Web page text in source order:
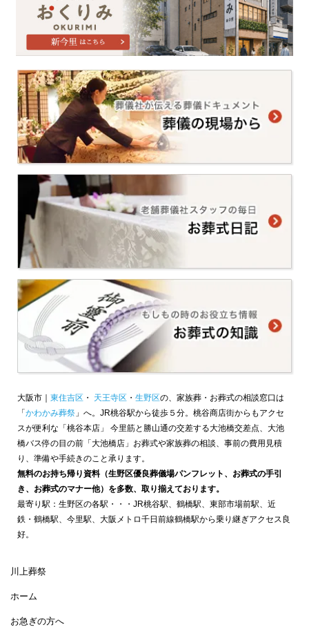
大阪市｜ 東住吉区 ・ 天王寺区 ・ 生野区の、家族葬・お葬式の相談窓口は
「かわかみ葬祭 」へ。JR桃谷駅から徒歩５分。桃谷商店街からもアクセ
スが便利な「桃谷本店」 今里筋と勝山通の交差する大池橋交差点、大池
橋バス停の目の前「大池橋店」お葬式や家族葬の相談、事前の費用見積
り、準備や手続きのこと承ります。
無料のお持ち帰り資料（生野区優良葬儀場パンフレット、お葬式の手引
き、お葬式のマナー他）を多数、取り揃えております。
最寄り駅：生野区の各駅・・・JR桃谷駅、鶴橋駅、東部市場前駅、近
鉄・鶴橋駅、今里駅、大阪メトロ千日前線鶴橋駅から乗り継ぎアクセス良
好。
川上葬祭
ホーム
お急ぎの方へ